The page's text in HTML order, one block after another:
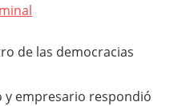
de las democracias
empresario respondió